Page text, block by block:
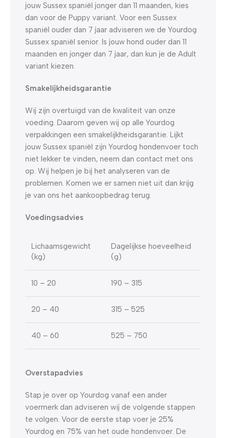
jouw Sussex spaniël jonger dan 11 maanden, kies
dan voor de Puppy variant. Voor een Sussex
spaniël ouder dan 7 jaar adviseren we de Yourdog
Sussex spaniël senior. Is jouw hond ouder dan 11
maanden en jonger dan 7 jaar, dan kun je de Adult
variant kiezen.
Smakelijkheidsgarantie
Wij zijn overtuigd van de kwaliteit van onze
voeding. Daarom geven wij op alle Yourdog
verpakkingen een smakelijkheidsgarantie. Lijkt
jouw Sussex spaniël zijn Yourdog hondenvoer toch
niet lekker te vinden, neem dan contact met ons
op. Wij helpen je bij het analyseren van de
problemen. Komen we er samen niet uit dan krijg
je van ons het aankoopbedrag terug.
Voedingsadvies
Lichaamsgewicht
(kg)
Dagelijkse hoeveelheid
(g)
10 – 20 190 – 315
20 – 40 315 – 525
40 – 60 525 – 750
Overstapadvies
Stap je over op Yourdog vanaf een ander
voermerk dan adviseren wij de volgende stappen
te volgen. Voor de eerste stap voer je 25%
Yourdog en 75% van het oude hondenvoer. De